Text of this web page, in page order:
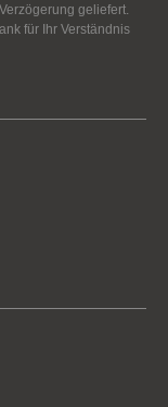
geliefert.
für Ihr Verständnis